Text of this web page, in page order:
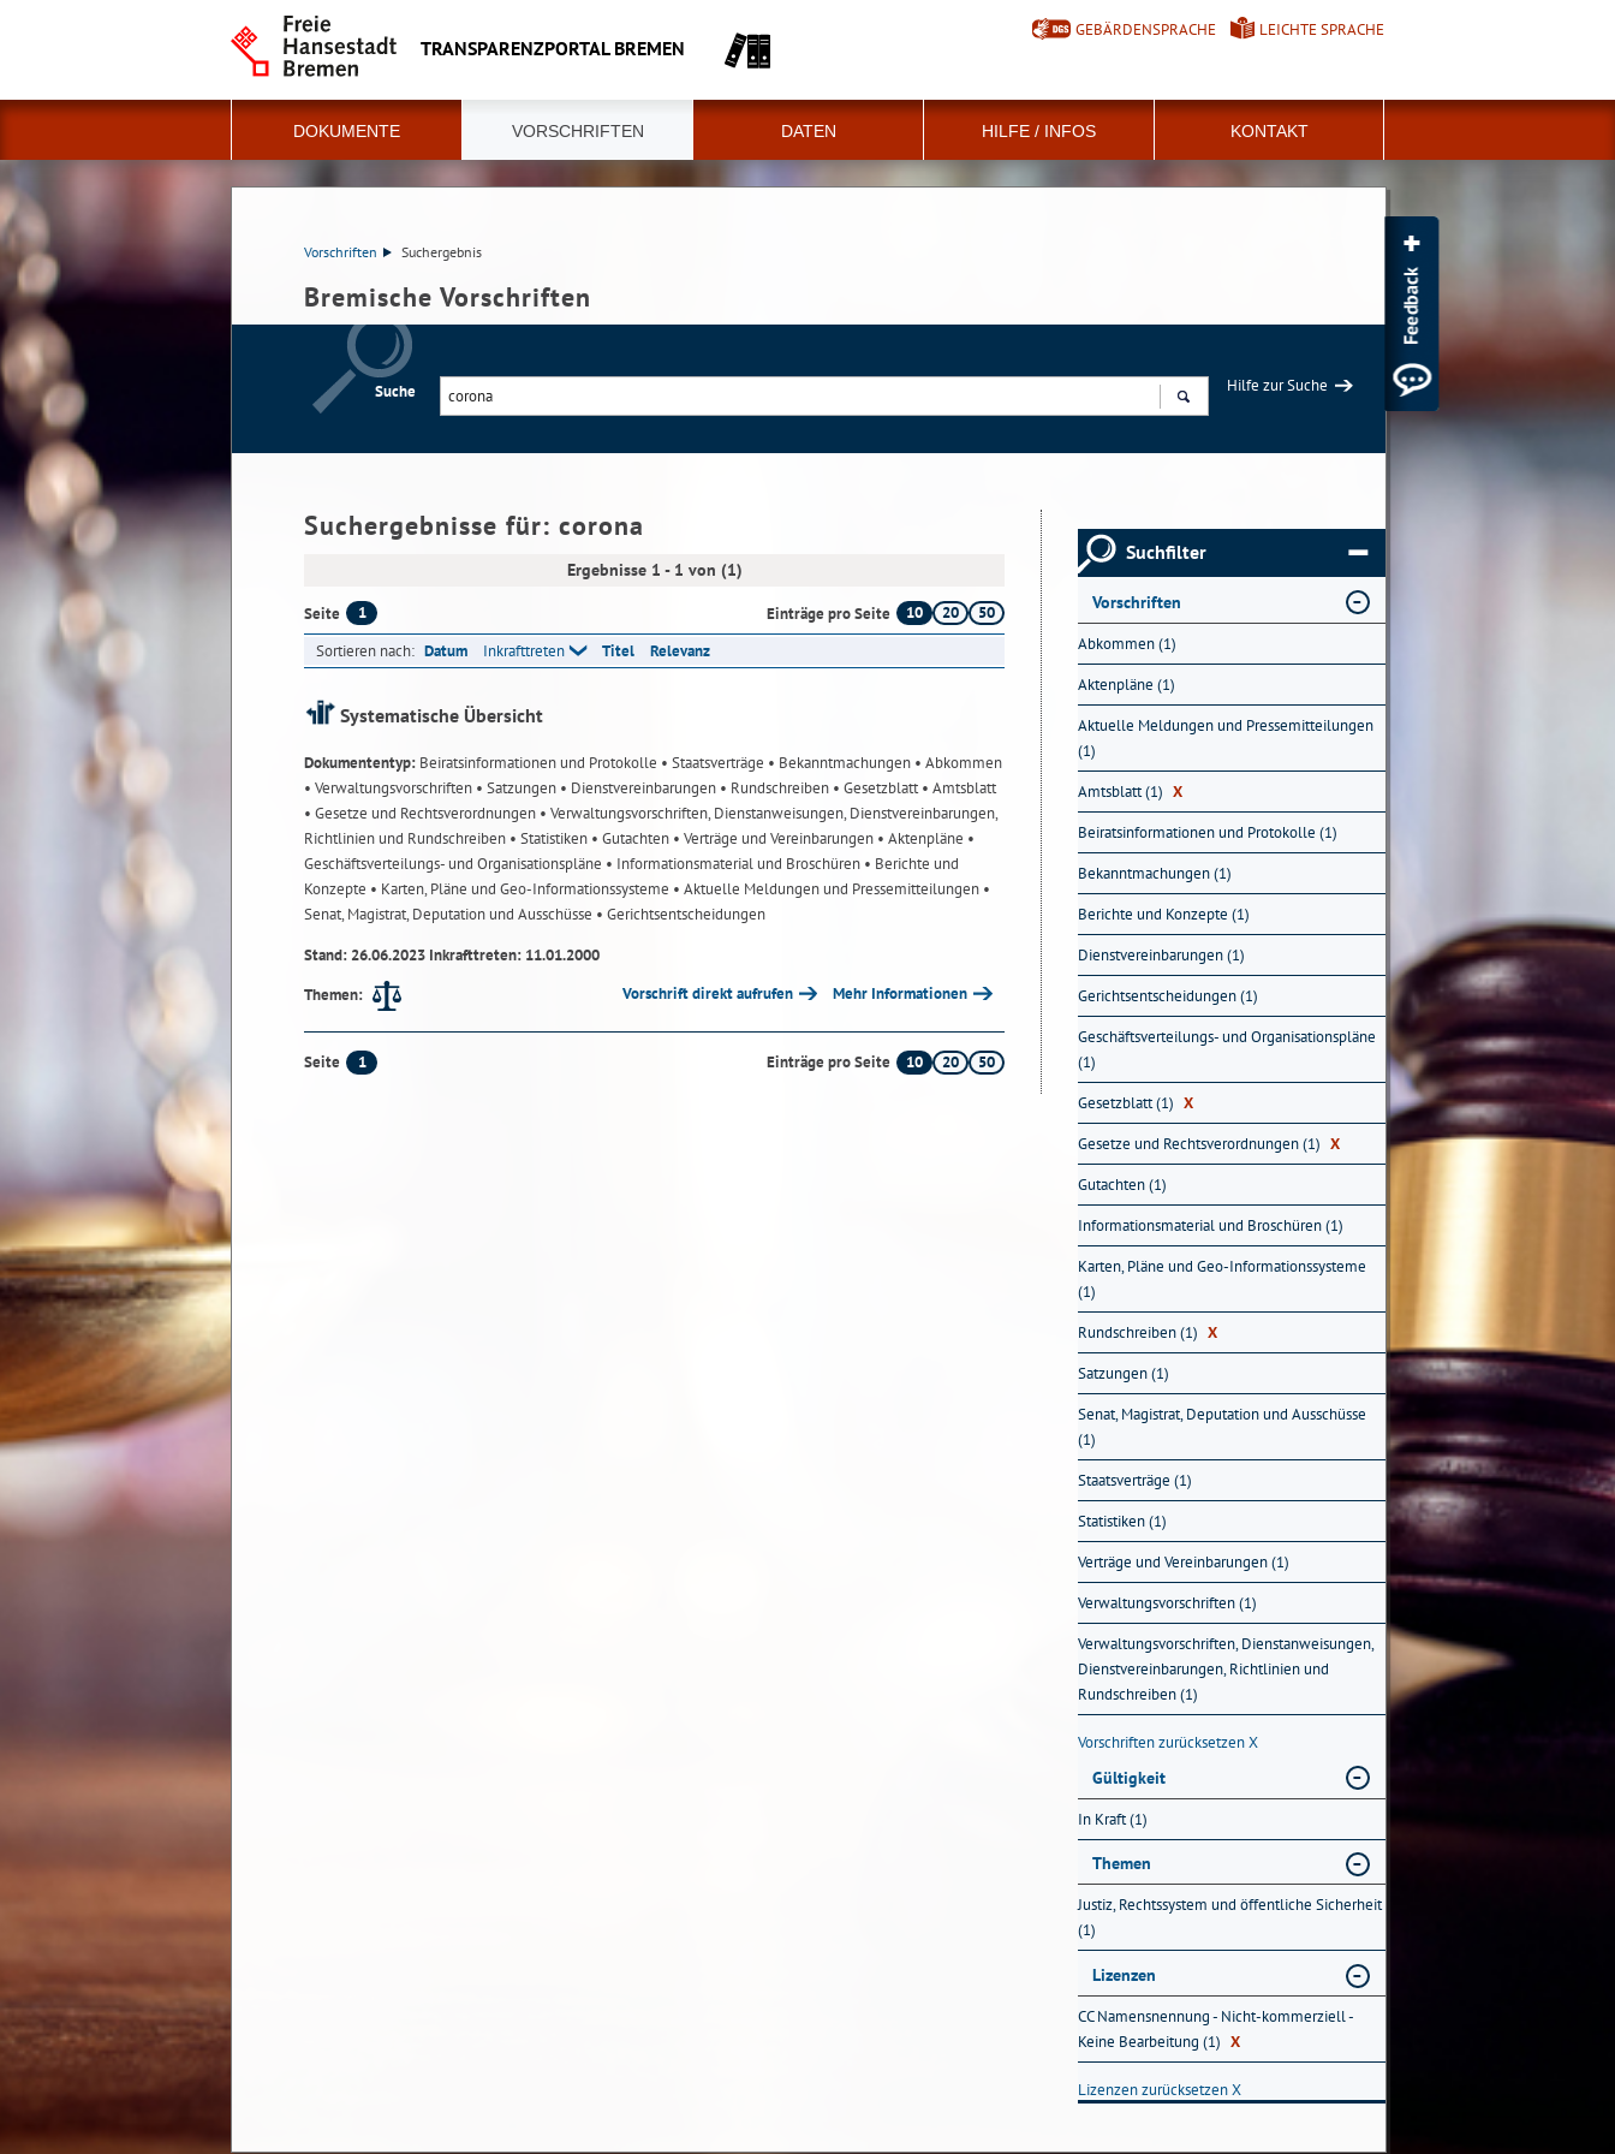
TRANSPARENZPORTAL BREMEN
GEBÄRDENSPRACHE LEICHTE SPRACHE
DOKUMENTE VORSCHRIFTEN DATEN HILFE / INFOS KONTAKT
Vorschriften Suchergebnis
Bremische Vorschriften
Suche
Hilfe zur Suche
Suchergebnisse für: corona
Ergebnisse 1 - 1 von (1)
Seite 1 Einträge pro Seite 10 20
50
Sortieren nach: Datum Inkrafttreten Titel Relevanz
Systematische Übersicht
Dokumententyp: Beiratsinformationen und Protokolle • Staatsverträge • Bekanntmachungen • Abkommen
• Verwaltungsvorschriften • Satzungen • Dienstvereinbarungen • Rundschreiben • Gesetzblatt• Amtsblatt
• Gesetze und Rechtsverordnungen • Verwaltungsvorschriften, Dienstanweisungen, Dienstvereinbarungen,
Richtlinien und Rundschreiben • Statistiken • Gutachten • Verträge und Vereinbarungen • Aktenpläne •
Geschäftsverteilungs- und Organisationspläne • Informationsmaterial und Broschüren • Berichte und
Konzepte • Karten, Pläne und Geo-Informationssysteme • Aktuelle Meldungen und Pressemitteilungen •
Senat, Magistrat, Deputation und Ausschüsse • Gerichtsentscheidungen
Stand: 26.06.2023 Inkrafttreten: 11.01.2000
Themen:
Vorschrift direkt aufrufen Mehr Informationen
Seite 1 Einträge pro Seite 10 20 50
Suchfilter
Vorschriften
Abkommen (1)
Aktenpläne (1)
Aktuelle Meldungen und Pressemitteilungen
(1)
Amtsblatt (1) X
Beiratsinformationen und Protokolle (1)
Bekanntmachungen (1)
Berichte und Konzepte (1)
Dienstvereinbarungen (1)
Gerichtsentscheidungen (1)
Geschäftsverteilungs- und Organisationspläne
(1)
Gesetzblatt (1) X
Gesetze und Rechtsverordnungen (1) X
Gutachten (1)
Informationsmaterial und Broschüren (1)
Karten, Pläne und Geo-Informationssysteme
(1)
Rundschreiben (1) X
Satzungen (1)
Senat, Magistrat, Deputation und Ausschüsse
(1)
Staatsverträge (1)
Statistiken (1)
Verträge und Vereinbarungen (1)
Verwaltungsvorschriften (1)
Verwaltungsvorschriften, Dienstanweisungen,
Dienstvereinbarungen, Richtlinien und
Rundschreiben (1)
Vorschriften zurücksetzenX
Gültigkeit
In Kraft (1)
Themen
Justiz, Rechtssystem und öffentliche Sicherheit
(1)
Lizenzen
CC Namensnennung - Nicht-kommerziell -
Keine Bearbeitung (1) X
Lizenzen zurücksetzenX